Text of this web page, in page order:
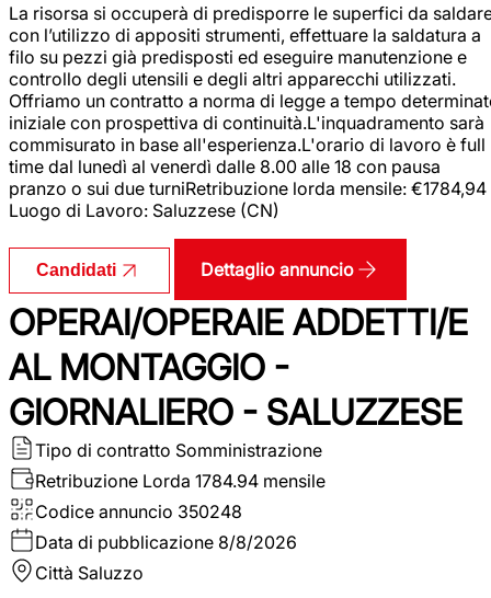
La risorsa si occuperà di predisporre le superfici da
con l’utilizzo di appositi strumenti, effettuare la saldatura a
filo su pezzi già predisposti ed eseguire manutenzione e
controllo degli utensili e degli altri apparecchi utilizzati.
Offriamo un contratto a norma di legge a tempo
iniziale con prospettiva di continuità.L'inquadramento sarà
commisurato in base all'esperienza.L'orario di lavoro è full
time dal lunedì al venerdì dalle 8.00 alle 18 con pausa
pranzo o sui due turniRetribuzione lorda mensile: €1784,94
Luogo di Lavoro: Saluzzese (CN)
Candidati Dettaglio annuncio
OPERAI/OPERAIE ADDETTI/E
AL MONTAGGIO -
GIORNALIERO - SALUZZESE
Tipo di contratto Somministrazione
Retribuzione Lorda 1784.94 mensile
Codice annuncio 350248
Data di pubblicazione 8/8/2026
Città Saluzzo